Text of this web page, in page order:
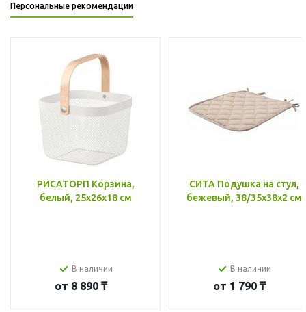
Персональные рекомендации
РИСАТОРП Корзина,
белый, 25x26x18 см
В наличии
от 8 890 ₸
СИТА Подушка на стул,
бежевый, 38/35x38x2 см
В наличии
от 1 790 ₸